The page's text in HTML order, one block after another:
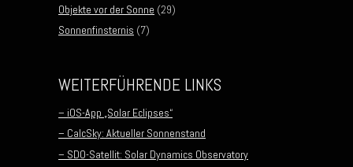
Objekte vor der Sonne (29)
Sonnenfinsternis (7)
WEITERFÜHRENDE LINKS
– iOS-App „Solar Eclipses“
– CalcSky: Aktueller Sonnenstand
– SDO-Satellit: Solar Dynamics Observatory